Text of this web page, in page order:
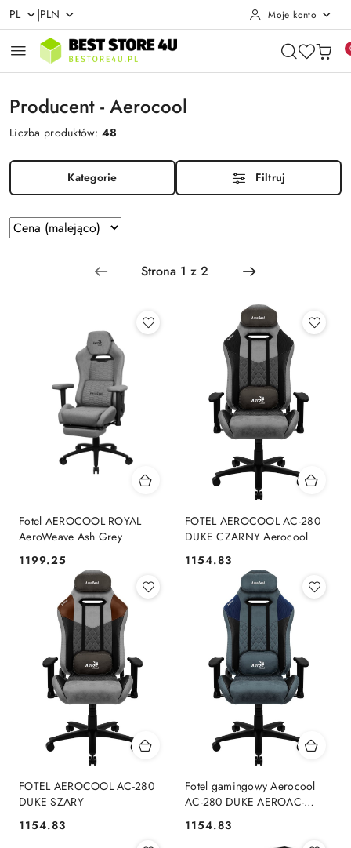
Przejdź do treści głównej
Przejdź do wyszukiwarki
Przejdź do moje konto
Przejdź do menu głównego
Przejdź do stopki
PL |PLN Moje konto
Producent - Aerocool
Liczba produktów:48
Kategorie Filtruj
Zastosowano
sortowanie:
Sortuj
według
Fotel AEROCOOL ROYAL
AeroWeave Ash Grey
Cena:
1199.25
FOTEL AEROCOOL AC-280
DUKE CZARNY Aerocool
Cena:
1154.83
FOTEL AEROCOOL AC-280
DUKE SZARY
Cena:
1154.83
Fotel gamingowy Aerocool
AC-280 DUKE AEROAC-
niebieski)
Cena:
1154.83